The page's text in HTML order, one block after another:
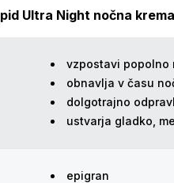
Ultra Night nočna
vzpostavi popolno
obnavlja v času
dolgotrajno
ustvarja gladko,
epigran